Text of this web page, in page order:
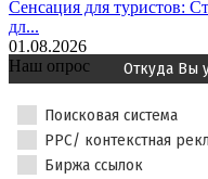
Сенсация для туристов:
дл...
01.08.2026
Наш опрос
Откуда Вы
Поисковая система
PPC/ контекстная
Биржа ссылок